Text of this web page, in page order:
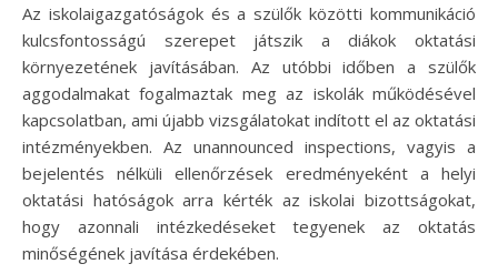
Az iskolaigazgatóságok és a szülők közötti kommunikáció
kulcsfontosságú szerepet játszik a diákok oktatási
környezetének javításában. Az utóbbi időben a szülők
aggodalmakat fogalmaztak meg az iskolák működésével
kapcsolatban, ami újabb vizsgálatokat indított el az oktatási
intézményekben. Az unannounced inspections, vagyis a
bejelentés nélküli ellenőrzések eredményeként a helyi
oktatási hatóságok arra kérték az iskolai bizottságokat,
hogy azonnali intézkedéseket tegyenek az oktatás
minőségének javítása érdekében.